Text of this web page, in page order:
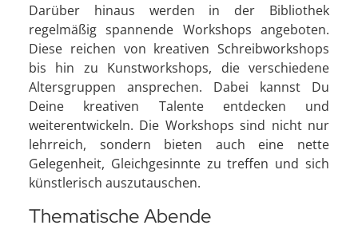
Darüber hinaus werden in der Bibliothek
regelmäßig spannende Workshops angeboten.
Diese reichen von kreativen Schreibworkshops
bis hin zu Kunstworkshops, die verschiedene
Altersgruppen ansprechen. Dabei kannst Du
Deine kreativen Talente entdecken und
weiterentwickeln. Die Workshops sind nicht nur
lehrreich, sondern bieten auch eine nette
Gelegenheit, Gleichgesinnte zu treffen und sich
künstlerisch auszutauschen.
Thematische Abende